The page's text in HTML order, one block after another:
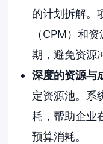
的计划拆解。
（CPM）和
期，避免资源
深度的资源与
定资源池。系
耗，帮助企业
预算消耗。